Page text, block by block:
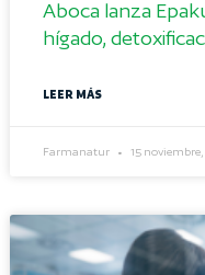
Aboca lanza
hígado,
LEER MÁS
Farmanatur 15 noviembre,